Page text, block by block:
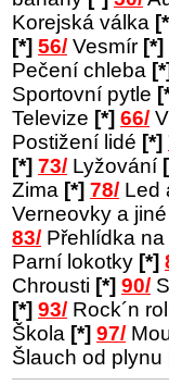
Korejská válka
[*] 56/ Vesmír [*]
Pečení chleba [*]
Sportovní pytle
Televize [*] 66/
Postižení lidé [*]
[*] 73/ Lyžování
Zima [*] 78/ Led
Verneovky a
83/ Přehlídka na
Parní lokotky [*]
Chrousti [*] 90/
[*] 93/ Rock´n roll
Škola [*] 97/
Šlauch od plynu